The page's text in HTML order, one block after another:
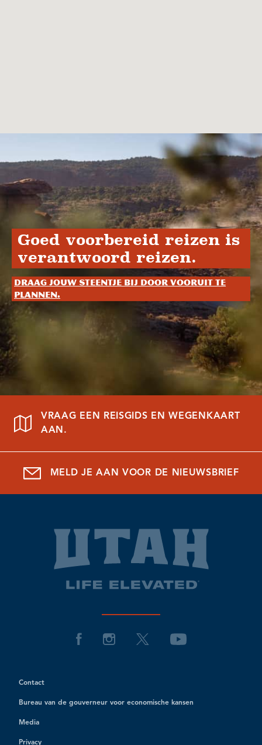
Goed voorbereid reizen is
verantwoord reizen.
Draag jouw steentje bij door vooruit te
plannen.
VRAAG EEN REISGIDS EN WEGENKAART
AAN.
MELD JE AAN VOOR DE NIEUWSBRIEF
Contact
Bureau van de gouverneur voor economische kansen
Media
Privacy